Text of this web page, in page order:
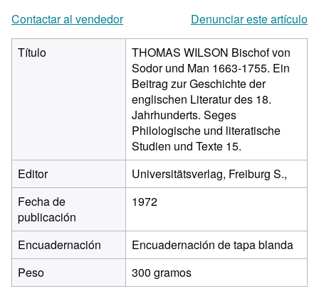
Contactar al vendedor
Denunciar este artículo
Título
THOMAS WILSON Bischof von
Sodor und Man 1663-1755. Ein
Beitrag zur Geschichte der
englischen Literatur des 18.
Jahrhunderts. Seges
Philologische und literatische
Studien und Texte 15.
Editor
Universitätsverlag, Freiburg S.,
Fecha de
publicación
1972
Encuadernación
Encuadernación de tapa blanda
Peso
300 gramos